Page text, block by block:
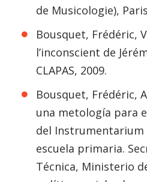
de Musicologie),
Bousquet, Frédéric,
l’inconscient de
CLAPAS, 2009.
Bousquet, Frédéric,
una metología para
del Instrumentarium
escuela primaria.
Técnica, Ministerio